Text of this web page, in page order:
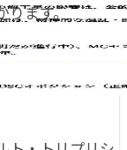
ります。